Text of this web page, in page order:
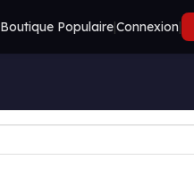
Boutique Populaire|Connexion|